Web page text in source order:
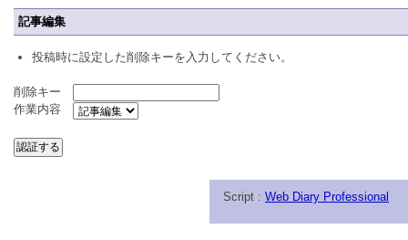
記事編集
投稿時に設定した削除キーを入力してください。
削除キー
作業内容
Script : Web Diary Professional